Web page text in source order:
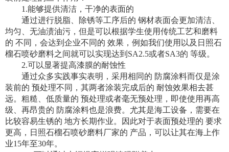
1.能够提供清洁，干净的表面的
通过进行脱脂、除锈等工序后的 钢材表面会更加清洁、
均匀、无油渍油污，但是可以根据学生使用传统工艺和磨料
的 不同，会达到企业不同的 效果，例如我们使用以及日照石
榴石喷砂磨料之间就可以实现达到SA2.5或者SA3的 等级。
2.可以显著提高漆膜的耐蚀性
通过众多实践事实表明，采用相同的 防腐涂料而仅是涂
装前的 预处理不同，其两者涂装完成后的 耐蚀效果相去甚
远。粗糙、低质量的 预处理或者毫无预处理，即使使用再高
级、再昂贵的 防腐涂料也是浪费。尤其是海工设备，需要在
比较容易生锈的 地方长期作业。因此对于表面预处理的 要求
更高，日照石榴石喷砂磨料厂家的 产品，可以让其在海上作
业15年至30年。